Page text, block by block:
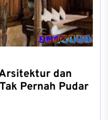
dan
Pernah Pudar